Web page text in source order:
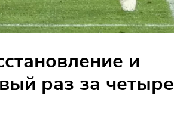
и
раз за четыре